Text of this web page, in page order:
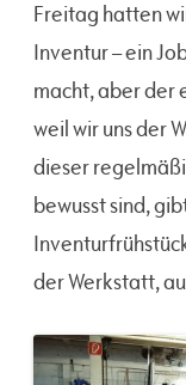
Freitag hatten
Inventur – ein
macht, aber der
weil wir uns der
dieser
bewusst sind,
der Werkstatt,